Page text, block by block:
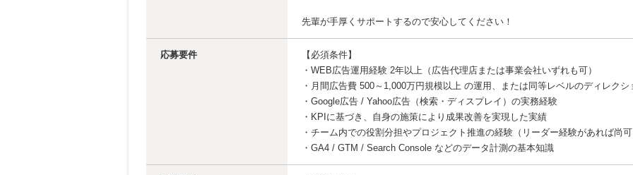
先輩が手厚くサポートするので安心してください！
応募要件
【必須条件】
・WEB広告運用経験 2年以上（広告代理店または事業会社いずれも可）
・月間広告費 500～1,000万円規模以上 の運用、または同等レベルのディレクシ
・Google広告 / Yahoo広告（検索・ディスプレイ）の実務経験
・KPIに基づき、自身の施策により成果改善を実現した実績
・チーム内での役割分担やプロジェクト推進の経験（リーダー経験があれば尚可
・GA4 / GTM / Search Console などのデータ計測の基本知識